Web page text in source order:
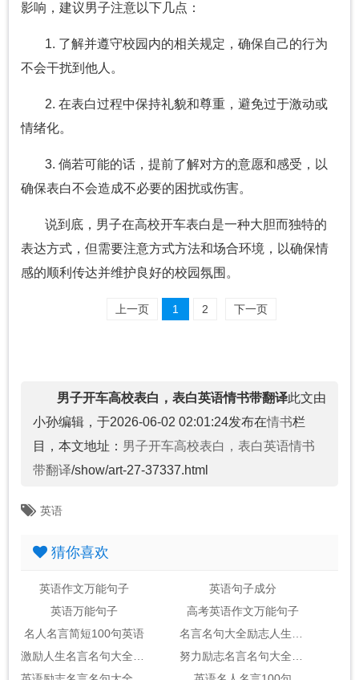
影响，建议男子注意以下几点：
1. 了解并遵守校园内的相关规定，确保自己的行为
不会干扰到他人。
2. 在表白过程中保持礼貌和尊重，避免过于激动或
情绪化。
3. 倘若可能的话，提前了解对方的意愿和感受，以
确保表白不会造成不必要的困扰或伤害。
说到底，男子在高校开车表白是一种大胆而独特的
表达方式，但需要注意方式方法和场合环境，以确保情
感的顺利传达并维护良好的校园氛围。
上一页 1 2 下一页
男子开车高校表白，表白英语情书带翻译此文由
小孙编辑，于2026-06-02 02:01:24发布在情书栏
目，本文地址： 男子开车高校表白，表白英语情书
带翻译/show/art-27-37337.html
英语
猜你喜欢
英语作文万能句子
英语句子成分
英语万能句子
高考英语作文万能句子
名人名言简短100句英语
名言名句大全励志人生英语翻译
激励人生名言名句大全英语
努力励志名言名句大全英语